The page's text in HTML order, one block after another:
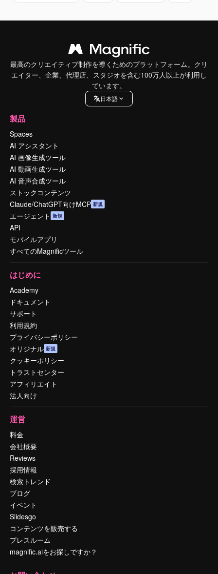
最高のクリエイティブ制作を導くためのプラットフォーム。クリ
エイター、企業、代理店、スタジオを含む100万人以上が利用し
ています。
日本語
製品
Spaces
AI アシスタント
AI 画像生成ツール
AI 動画生成ツール
AI 音声合成ツール
ストックコンテンツ
Claude/ChatGPT向けMCP 新規
エージェント 新規
API
モバイルアプリ
すべてのMagnificツール
はじめに
Academy
ドキュメント
サポート
利用規約
プライバシーポリシー
オリジナル 新規
クッキーポリシー
トラストセンター
アフィリエイト
法人向け
運営
料金
会社概要
Reviews
採用情報
検索トレンド
ブログ
イベント
Slidesgo
コンテンツを販売する
プレスルーム
magnific.aiをお探しですか？